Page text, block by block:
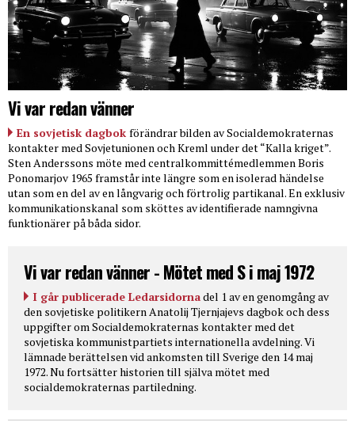
Vi var redan vänner
En sovjetisk dagbok förändrar bilden av Socialdemokraternas
kontakter med Sovjetunionen och Kreml under det “Kalla kriget”.
Sten Anderssons möte med centralkommittémedlemmen Boris
Ponomarjov 1965 framstår inte längre som en isolerad händelse
utan som en del av en långvarig och förtrolig partikanal. En exklusiv
kommunikationskanal som sköttes av identifierade namngivna
funktionärer på båda sidor.
Vi var redan vänner - Mötet med S i maj 1972
I går publicerade Ledarsidornadel 1 av en genomgång av
den sovjetiske politikern Anatolij Tjernjajevs dagbok och dess
uppgifter om Socialdemokraternas kontakter med det
sovjetiska kommunistpartiets internationella avdelning. Vi
lämnade berättelsen vid ankomsten till Sverige den 14 maj
1972. Nu fortsätter historien till själva mötet med
socialdemokraternas partiledning.